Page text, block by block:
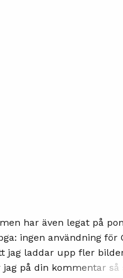
har även legat på
jag laddar upp fler
på din kommentar så